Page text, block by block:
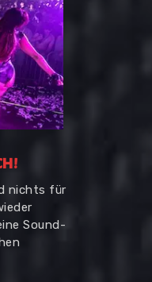
nichts für
Sound-